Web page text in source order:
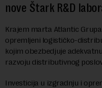
nove Štark R&D
Krajem marta Atlantic
opremljeni logističko-
kojim obezbedjuje
razvoju distributivnog
Investicija u izgradnju i